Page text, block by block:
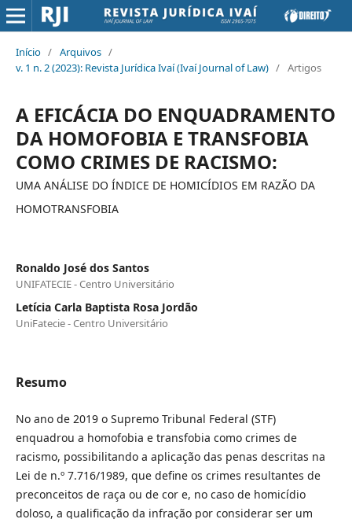
Início / Arquivos /
v. 1 n. 2 (2023): Revista Jurídica Ivaí (Ivaí Journal of Law) / Artigos
A EFICÁCIA DO ENQUADRAMENTO
DA HOMOFOBIA E TRANSFOBIA
COMO CRIMES DE RACISMO:
UMA ANÁLISE DO ÍNDICE DE HOMICÍDIOS EM RAZÃO DA
HOMOTRANSFOBIA
Ronaldo José dos Santos
UNIFATECIE - Centro Universitário
Letícia Carla Baptista Rosa Jordão
UniFatecie - Centro Universitário
Resumo
No ano de 2019 o Supremo Tribunal Federal (STF)
enquadrou a homofobia e transfobia como crimes de
racismo, possibilitando a aplicação das penas descritas na
Lei de n.º 7.716/1989, que define os crimes resultantes de
preconceitos de raça ou de cor e, no caso de homicídio
doloso, a qualificação da infração por considerar ser um